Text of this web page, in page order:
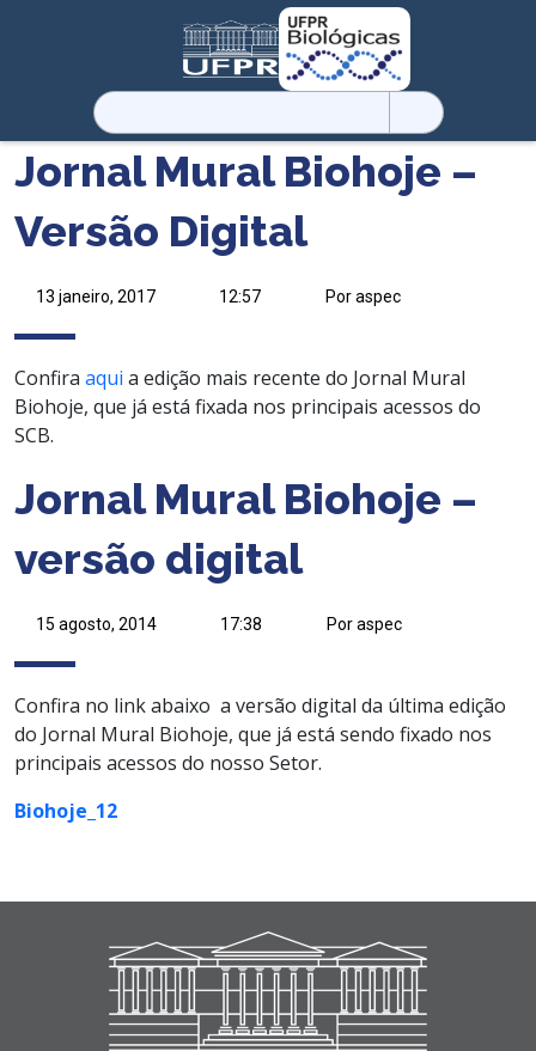
Pesquisar
por:
Jornal Mural Biohoje –
Versão Digital
13 janeiro, 2017 12:57 Por aspec
Confira aqui a edição mais recente do Jornal Mural
Biohoje, que já está fixada nos principais acessos do
SCB.
Jornal Mural Biohoje –
versão digital
15 agosto, 2014 17:38 Por aspec
Confira no link abaixo a versão digital da última edição
do Jornal Mural Biohoje, que já está sendo fixado nos
principais acessos do nosso Setor.
Biohoje_12